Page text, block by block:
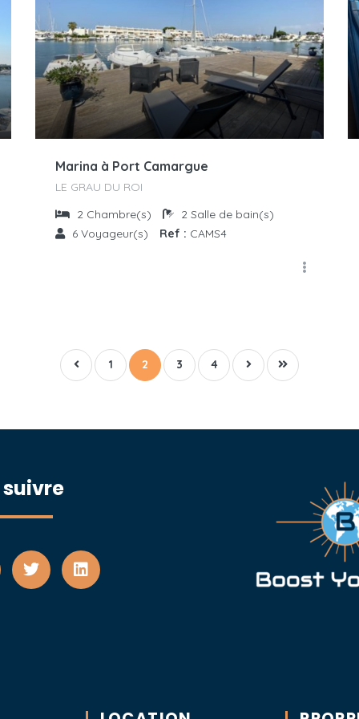
Marina à Port Camargue
LE GRAU DU ROI
2 Chambre(s) 2 Salle de bain(s)
6 Voyageur(s) Ref : CAMS4
1 2 3 4